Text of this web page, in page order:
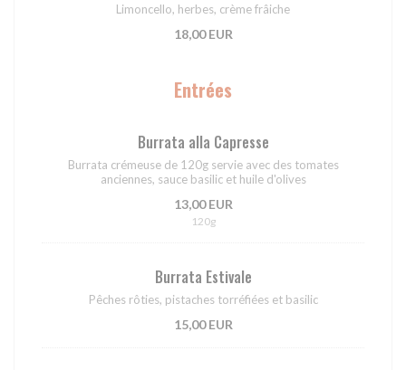
Limoncello, herbes, crème frâiche
18,00 EUR
Entrées
Burrata alla Capresse
Burrata crémeuse de 120g servie avec des tomates
anciennes, sauce basilic et huile d'olives
13,00 EUR
120g
Burrata Estivale
Pêches rôties, pistaches torréfiées et basilic
15,00 EUR